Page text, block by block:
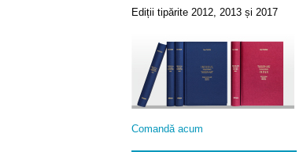
Ediții tipărite 2012, 2013 și 2017
Comandă acum